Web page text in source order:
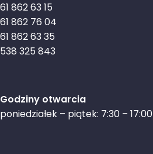
61 862 63 15
61 862 76 04
61 862 63 35
538 325 843
Godziny otwarcia
poniedziałek – piątek: 7:30 – 17:00